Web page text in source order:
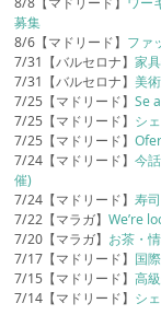
募集
8/6【マドリード】 ファ
7/31【バルセロナ】家
7/31【バルセロナ】美
7/25【マドリード】Se
7/25【マドリード】 シ
7/25【マドリード】
7/24【マドリード】今
催)
7/24【マドリード】寿
7/22【マラガ】We’re
7/20【マラガ】 お茶・
7/17【マドリード】 国
7/15【マドリード】高
7/14【マドリード】 シ